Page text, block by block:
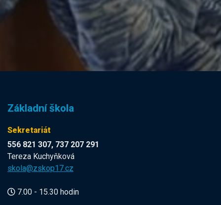
Základní škola
Sekretariát
556 821 307, 737 207 291
Tereza Kuchyňková
skola@zskop17.cz
7.00 - 15.30 hodin